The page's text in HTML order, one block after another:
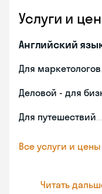
Услуги и
Английский
Для маркетологов
Деловой - для
Для путешествий
Все услуги и цены
Читать